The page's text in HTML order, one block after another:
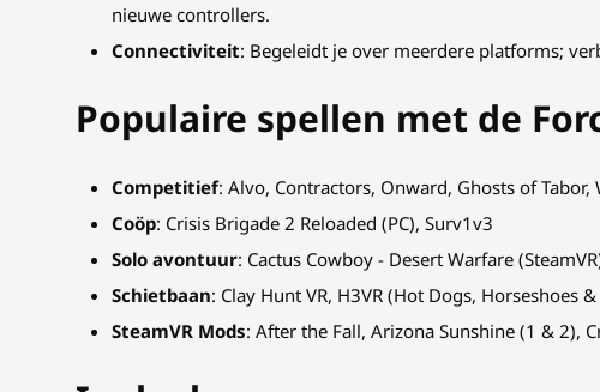
nieuwe controllers.
Connectiviteit: Begeleidt je over meerdere platforms;
Populaire spellen met de
Competitief: Alvo, Contractors, Onward, Ghosts of Tabor,
Coöp: Crisis Brigade 2 Reloaded (PC), Surv1v3
Solo avontuur: Cactus Cowboy - Desert Warfare
Schietbaan: Clay Hunt VR, H3VR (Hot Dogs, Horseshoes
SteamVR Mods: After the Fall, Arizona Sunshine (1 & 2),